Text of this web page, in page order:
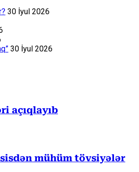
30 İyul 2026
30 İyul 2026
açıqlayıb
mühüm tövsiyələr